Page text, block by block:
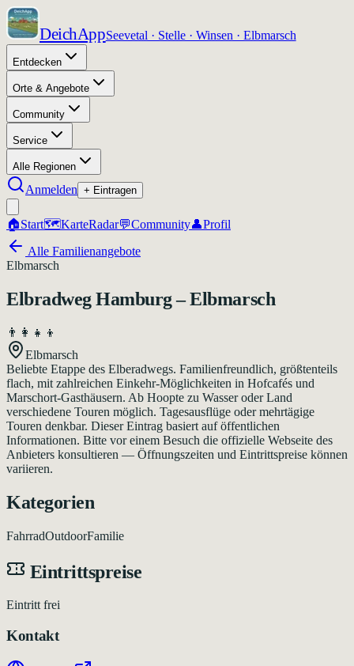
DeichAppSeevetal · Stelle · Winsen · Elbmarsch
Entdecken
Orte & Angebote
Community
Service
Alle Regionen
Anmelden + Eintragen
🏠Start🗺️KarteRadar💬Community👤Profil
Alle Familienangebote
Elbmarsch
Elbradweg Hamburg – Elbmarsch
👨‍👩‍👧‍👦
Elbmarsch
Beliebte Etappe des Elberadwegs. Familienfreundlich, größtenteils
flach, mit zahlreichen Einkehr-Möglichkeiten in Hofcafés und
Marschort-Gasthäusern. Ab Hoopte zu Wasser oder Land
verschiedene Touren möglich. Tagesausflüge oder mehrtägige
Touren denkbar. Dieser Eintrag basiert auf öffentlichen
Informationen. Bitte vor einem Besuch die offizielle Webseite des
Anbieters konsultieren — Öffnungszeiten und Eintrittspreise können
variieren.
Kategorien
FahrradOutdoorFamilie
Eintrittspreise
Eintritt frei
Kontakt